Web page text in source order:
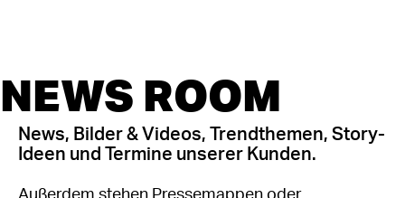
NEWS ROOM
News, Bilder & Videos, Trendthemen, Story-
Ideen und Termine unserer Kunden.